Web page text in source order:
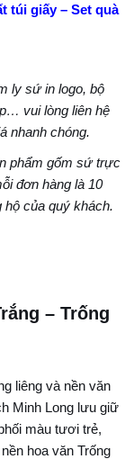
túi giấy – Set quà
ly sứ in logo, bộ
vui lòng liên hệ
nhanh chóng.
phẩm gốm sứ trực
đơn hàng là 10
của quý khách.
– Trống
liêng và nền văn
Minh Long lưu giữ
màu tươi trẻ,
hoa văn Trống